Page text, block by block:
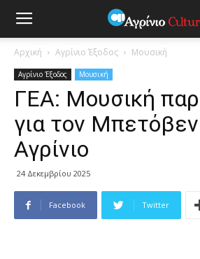
Αρχική Αγρίνιο Έξοδος Μουσική
Αγρίνιο Έξοδος Μουσική
ΓΕΑ: Μουσική
για τον
Αγρίνιο
24 Δεκεμβρίου 2025
Facebook Twitter